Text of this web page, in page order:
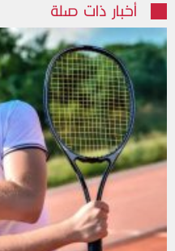
أخبار ذات صلة